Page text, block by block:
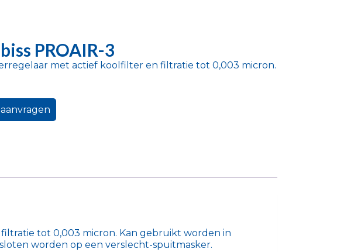
PROAIR-3
met actief koolfilter en filtratie tot 0,003 micron.
tot 0,003 micron. Kan gebruikt worden in
worden op een verslecht-spuitmasker.